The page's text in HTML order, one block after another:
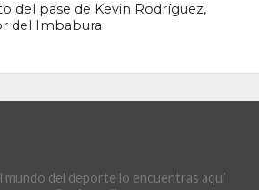
del pase de Kevin Rodríguez,
del Imbabura
mundo del deporte lo encuentras aquí